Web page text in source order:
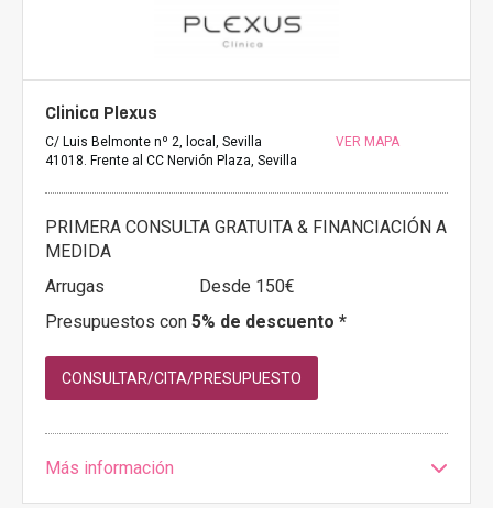
Clinica Plexus
C/ Luis Belmonte nº 2, local, Sevilla
41018. Frente al CC Nervión Plaza, Sevilla
VER MAPA
PRIMERA CONSULTA GRATUITA & FINANCIACIÓN A
MEDIDA
Arrugas
Desde 150€
Presupuestos con 5% de descuento *
CONSULTAR/CITA/PRESUPUESTO
Más información